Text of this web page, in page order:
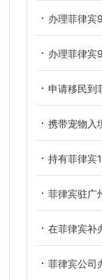
办理菲律宾
办理菲律宾
申请移民到
携带宠物入
持有菲律宾
菲律宾驻广
在菲律宾补
菲律宾公司